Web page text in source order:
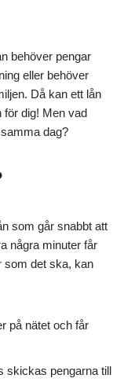
behöver pengar
eller behöver
Då kan ett lån
för dig! Men vad
dag?
som går snabbt att
några minuter får
som det ska, kan
på nätet och får
skickas pengarna till